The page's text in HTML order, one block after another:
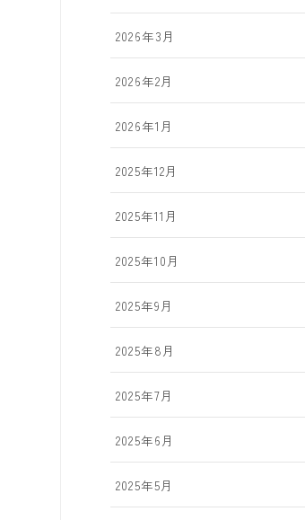
2026年3月
2026年2月
2026年1月
2025年12月
2025年11月
2025年10月
2025年9月
2025年8月
2025年7月
2025年6月
2025年5月